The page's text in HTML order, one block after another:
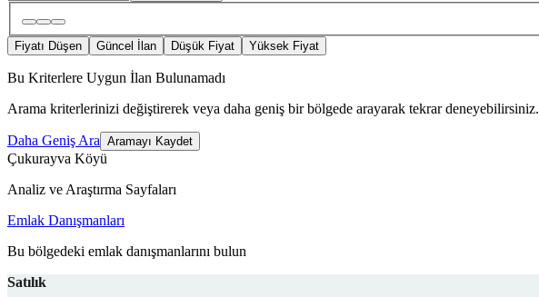
Fiyatı Düşen Güncel İlan Düşük Fiyat Yüksek Fiyat
Bu Kriterlere Uygun İlan Bulunamadı
Arama kriterlerinizi değiştirerek veya daha geniş bir bölgede arayarak tekrar deneyebilirsiniz.
Daha Geniş Ara Aramayı Kaydet
Çukurayva Köyü
Analiz ve Araştırma Sayfaları
Emlak Danışmanları
Bu bölgedeki emlak danışmanlarını bulun
Satılık